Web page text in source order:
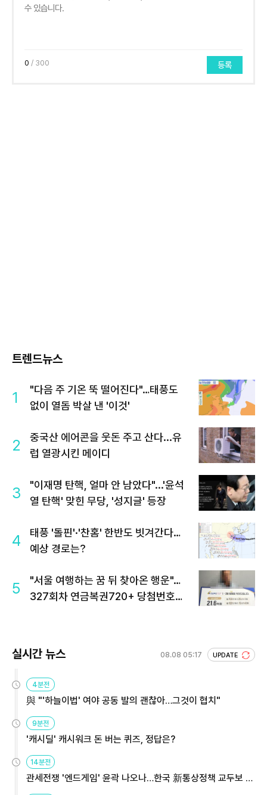
0 / 300 등록
트렌드뉴스
1
"다음 주 기온 뚝 떨어진다"…태풍도
없이 열돔 박살 낸 '이것'
2
중국산 에어콘을 웃돈 주고 산다...유
럽 열광시킨 메이디
3
"이재명 탄핵, 얼마 안 남았다"...'윤석
열 탄핵' 맞힌 무당, '성지글' 등장
4
태풍 '돌핀'·'찬홈' 한반도 빗겨간다…
예상 경로는?
5
"서울 여행하는 꿈 뒤 찾아온 행운"…
327회차 연금복권720+ 당첨번호조
실시간 뉴스 08.08 05:17 UPDATE
4분전
與 "'하늘이법' 여야 공동 발의 괜찮아…그것이 협치"
9분전
'캐시딜' 캐시워크 돈 버는 퀴즈, 정답은?
14분전
관세전쟁 '엔드게임' 윤곽 나오나…한국 新통상정책 교두보 활
용해야